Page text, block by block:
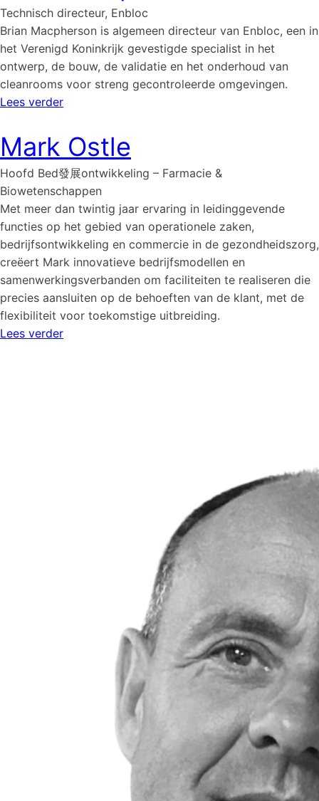
Technisch directeur, Enbloc
Brian Macpherson is algemeen directeur van Enbloc, een in
het Verenigd Koninkrijk gevestigde specialist in het
ontwerp, de bouw, de validatie en het onderhoud van
cleanrooms voor streng gecontroleerde omgevingen.
Lees verder
Mark Ostle
Hoofd Bed發展ontwikkeling – Farmacie &
Biowetenschappen
Met meer dan twintig jaar ervaring in leidinggevende
functies op het gebied van operationele zaken,
bedrijfsontwikkeling en commercie in de gezondheidszorg,
creëert Mark innovatieve bedrijfsmodellen en
samenwerkingsverbanden om faciliteiten te realiseren die
precies aansluiten op de behoeften van de klant, met de
flexibiliteit voor toekomstige uitbreiding.
Lees verder